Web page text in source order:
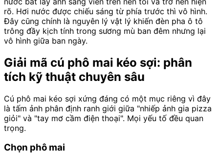
rõ. Hơi nước được chiếu sáng từ phía trước thì vô hình.
Đây cũng chính là nguyên lý vật lý khiến đèn pha ô tô
trông đầy kịch tính trong sương mù ban đêm nhưng lại
vô hình giữa ban ngày.
Giải mã cú phô mai kéo sợi: phân
tích kỹ thuật chuyên sâu
Cú phô mai kéo sợi xứng đáng có một mục riêng vì đây
là tấm ảnh phân định ranh giới giữa "nhiếp ảnh gia pizza
giỏi" và "tay mơ cầm điện thoại". Mọi yếu tố đều quan
trọng.
Chọn phô mai